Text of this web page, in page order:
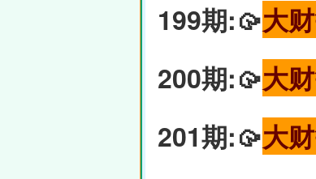
199期:🥠大
200期:🥠大
201期:🥠大